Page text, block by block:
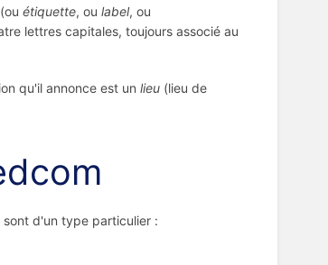
(ou étiquette, ou label, ou
lettres capitales, toujours associé au
qu'il annonce est un lieu (lieu de
d'un type particulier :